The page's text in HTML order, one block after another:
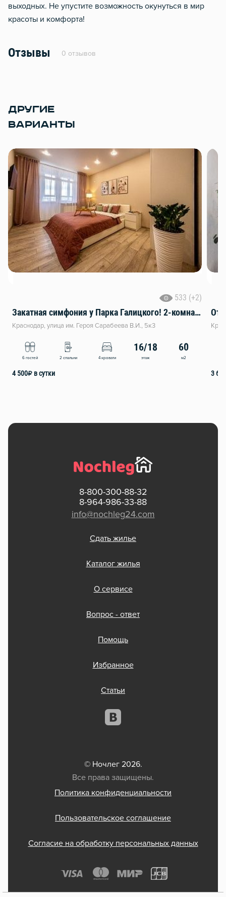
выходных. Не упустите возможность окунуться в мир
красоты и комфорта!
Отзывы 0 отзывов
ДРУГИЕ
ВАРИАНТЫ
533 (+2)
Закатная симфония у Парка Галицкого! 2-комнатная квартира мечта!
Краснодар, улица им. Героя Сарабеева В.И., 5к3
6 гостей 2 спальни 4 кровати
16/18
этаж
60
м2
4 500₽ в сутки 3 600
8-800-300-88-32
8-964-986-33-88
info@nochleg24.com
Сдать жилье
Каталог жилья
О сервисе
Вопрос - ответ
Помощь
Избранное
Статьи
© Ночлег 2026.
Все права защищены.
Политика конфиденциальности
Пользовательское соглашение
Согласие на обработку персональных данных